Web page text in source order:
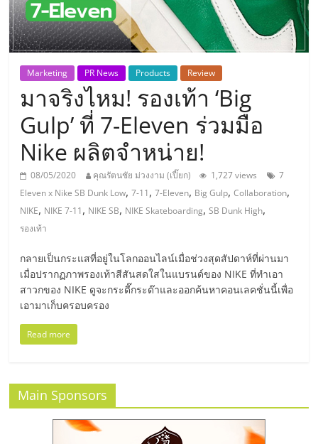
รวม
ธุรกิจ
เอ
ส
เอ็
มอี
ไทย,
SMEs,
แฟ
รน
ไชส์,
Marketing PR News Products Review
มาจริงไหม! รองเท้า ‘Big
Gulp’ ที่ 7-Eleven ร่วมมือ
Nike ผลิตจำหน่าย!
08/05/2020 คุณรัตนชัย ม่วงงาม (เปี๊ยก) 1,727 views
7
Eleven x Nike SB Dunk Low,7-11,7-Eleven, Big Gulp,Collaboration,
NIKE, NIKE 7-11, NIKE SB, NIKE Skateboarding,SB Dunk High,
รองเท้า
กลายเป็นกระแสที่อยู่ในโลกออนไลน์เมื่อช่วงสุดสัปดาห์ที่ผ่านมา
เมื่อปรากฏภาพรองเท้าสีสันสดใสในแบรนด์ของ NIKE ที่ทำเอา
สาวกของ NIKE ดูจะกระดี๊กระด๊าและออกค้นหาคอนเลคชั่นนี้เพื่อ
เอามาเก็บครอบครอง
Read more
Main Sponsors